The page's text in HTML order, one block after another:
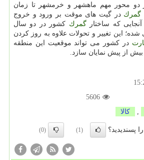
دو محور مهم ماهشهر و خرمشهر تا زمان
گمرك در گیت های موقت بر ورود و خروج
كه ساختارگمرك كشور در دو سال
شده؛ این تغییر و تحولات علاوه به روز كردن
در كشور می تواند موقعیت این منطقه
بیش از پیش نمایان سازد.
5606
كالا
پسندیدید؟ (1)
(0)